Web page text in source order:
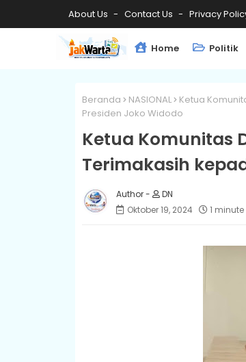
About Us Contact Us Privacy
Home Politik
Beranda NASIONAL
Ketua
Presiden Joko Widodo
Ketua Komunitas
Terimakasih
DN
Oktober 19, 2024
1